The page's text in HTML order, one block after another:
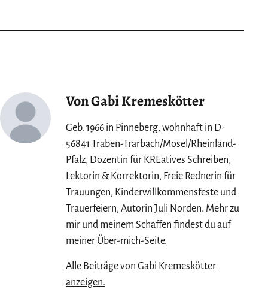
Von Gabi Kremeskötter
Geb. 1966 in Pinneberg, wohnhaft in D-
56841 Traben-Trarbach/Mosel/Rheinland-
Pfalz, Dozentin für KREatives Schreiben,
Lektorin & Korrektorin, Freie Rednerin für
Trauungen, Kinderwillkommensfeste und
Trauerfeiern, Autorin Juli Norden. Mehr zu
mir und meinem Schaffen findest du auf
meiner Über-mich-Seite.
Alle Beiträge von Gabi Kremeskötter
anzeigen.